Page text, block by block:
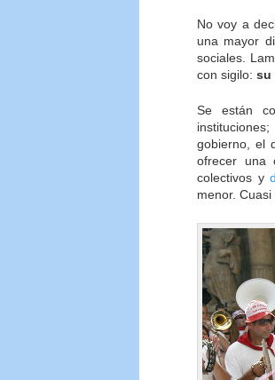
No voy a
una mayor
sociales.
con sigilo: su
Se están
gobierno, el
ofrecer una
colectivos y
menor. Cuasi